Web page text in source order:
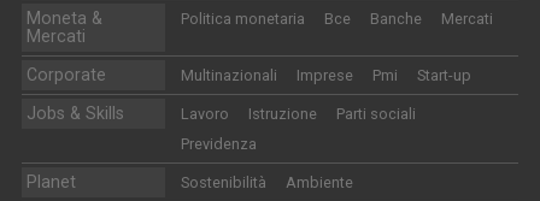
Moneta &
Mercati
Politica monetaria Bce Banche Mercati
Corporate Multinazionali Imprese Pmi Start-up
Jobs & Skills Lavoro Istruzione
Parti sociali
Previdenza
Planet Sostenibilità Ambiente